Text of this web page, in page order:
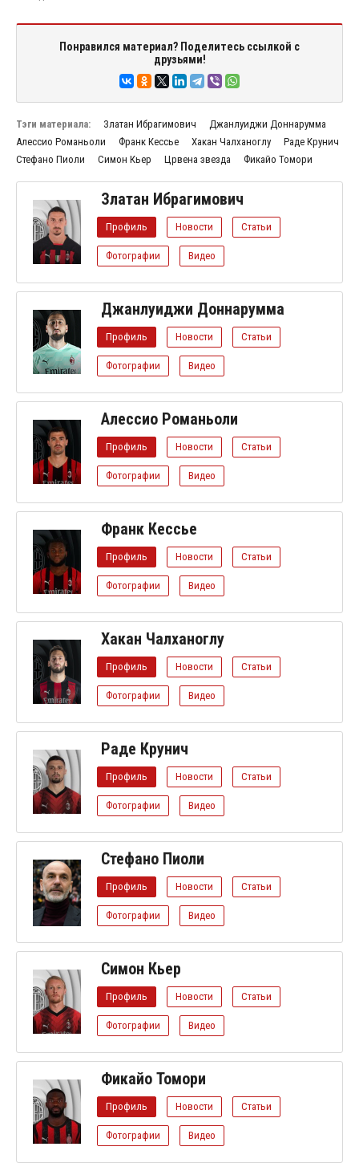
Понравился материал? Поделитесь ссылкой с
друзьями!
Тэги материала: Златан Ибрагимович
Джанлуиджи Доннарумма
Алессио Романьоли
Франк Кессье Хакан Чалханоглу
Раде Крунич
Стефано Пиоли
Симон Кьер Црвена звезда Фикайо Томори
Златан Ибрагимович
Профиль Новости Статьи
Фотографии Видео
Джанлуиджи Доннарумма
Профиль Новости Статьи
Фотографии Видео
Алессио Романьоли
Профиль Новости Статьи
Фотографии Видео
Франк Кессье
Профиль Новости Статьи
Фотографии Видео
Хакан Чалханоглу
Профиль Новости Статьи
Фотографии Видео
Раде Крунич
Профиль Новости Статьи
Фотографии Видео
Стефано Пиоли
Профиль Новости Статьи
Фотографии Видео
Симон Кьер
Профиль Новости Статьи
Фотографии Видео
Фикайо Томори
Профиль Новости Статьи
Фотографии Видео